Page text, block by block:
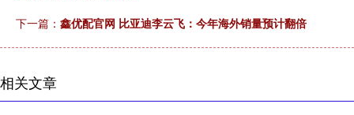
下一篇： 鑫优配官网 比亚迪李云飞：今年海外销量预计翻倍
相关文章